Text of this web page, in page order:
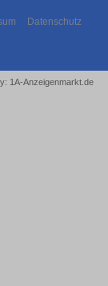
Datenschutz
1A-Anzeigenmarkt.de